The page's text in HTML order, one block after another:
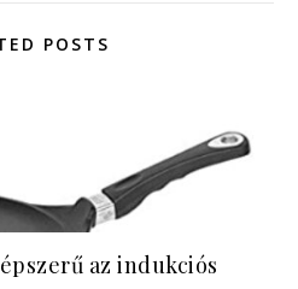
POSTS
az indukciós